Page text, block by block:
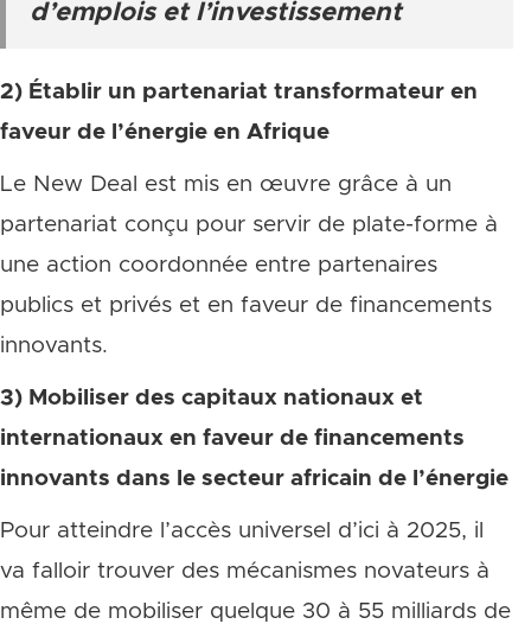
d’emplois et l’investissement
2) Établir un partenariat transformateur en
faveur de l’énergie en Afrique
Le New Deal est mis en œuvre grâce à un
partenariat conçu pour servir de plate-forme à
une action coordonnée entre partenaires
publics et privés et en faveur de financements
innovants.
3) Mobiliser des capitaux nationaux et
internationaux en faveur de financements
innovants dans le secteur africain de l’énergie
Pour atteindre l’accès universel d’ici à 2025, il
va falloir trouver des mécanismes novateurs à
même de mobiliser quelque 30 à 55 milliards de